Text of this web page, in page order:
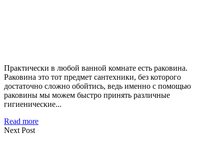
Практически в любой ванной комнате есть раковина.
Раковина это тот предмет сантехники, без которого
достаточно сложно обойтись, ведь именно с помощью
раковины мы можем быстро принять различные
гигиенические...
Read more
Next Post